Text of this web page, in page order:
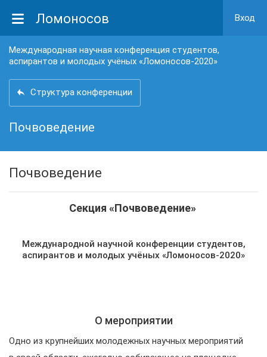
Ломоносов Вход
Международная научная конференция студентов,
аспирантов и молодых учёных «Ломоносов-2020»
Структура конференции
Почвоведение
Почвоведение
Секция «Почвоведение»
Международной научной конференции студентов,
аспирантов и молодых учёных «Ломоносов-2020»
О мероприятии
Одно из крупнейших молодежных научных мероприятий